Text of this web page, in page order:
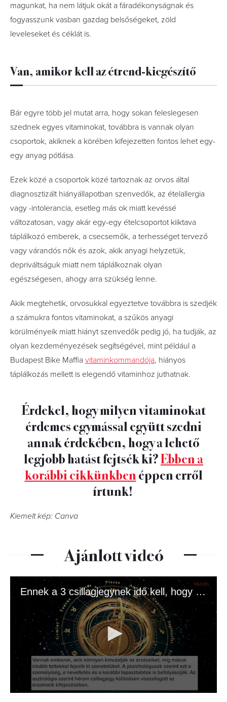
magunkat, ha nem látjuk okát a fáradékonyságnak és
fogyasszunk vasban gazdag belsőségeket, zöld
leveleseket és céklát is.
Van, amikor kell az étrend-kiegészítő
Bár egyre több jel mutat arra, hogy sokan feleslegesen
szednek egyes vitaminokat, továbbra is vannak olyan
csoportok, akiknek a körében kifejezetten fontos lehet egy-
egy anyag pótlása.
Ezek közé a csoportok közé tartoznak az orvos által
diagnosztizált hiányállapotban szenvedők, az ételallergia
vagy -intolerancia, esetleg más ok miatt kevéssé
változatosan, vagy akár egy-egy ételcsoportot kiiktava
táplálkozó emberek, a csecsemők, a terhességet tervező
vagy várandós nők és azok, akik anyagi helyzetük,
depriváltságuk miatt nem táplálkoznak olyan
egészségesen, ahogy arra szükség lenne.
Akik megtehetik, orvosukkal egyeztetve továbbra is szedjék
a számukra fontos vitaminokat, a szűkös anyagi
körülményeik miatt hiányt szenvedők pedig jó, ha tudják, az
olyan kezdeményezések segítségével, mint például a
Budapest Bike Maffia vitaminkommandója, hiányos
táplálkozás mellett is elegendő vitaminhoz juthatnak.
Érdekel, hogy milyen vitaminokat
érdemes egymással együtt szedni
annak érdekében, hogy a lehető
legjobb hatást fejtsék ki?Ebben a
korábbi cikkünkbenéppen erről
írtunk!
Kiemelt kép: Canva
Ajánlott videó
Ennek a 3 csillagjegynek idő kell, hogy megnyíljon